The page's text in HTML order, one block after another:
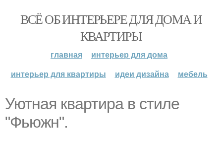
ВСЁ ОБ ИНТЕРЬЕРЕ ДЛЯ ДОМА И
КВАРТИРЫ
главная
интерьер для дома
интерьер для квартиры
идеи дизайна мебель
Уютная квартира в стиле
"Фьюжн".